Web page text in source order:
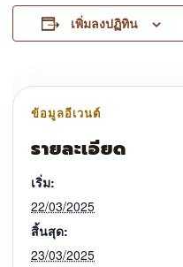
เพิ่มลงปฏิทิน
รายละเอียด
เริ่ม:
22/03/2025
สิ้นสุด:
23/03/2025